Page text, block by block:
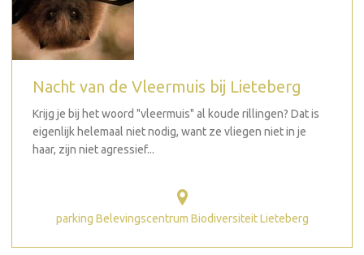
Nacht van de Vleermuis bij Lieteberg
Krijg je bij het woord "vleermuis" al koude rillingen? Dat is
eigenlijk helemaal niet nodig, want ze vliegen niet in je
haar, zijn niet agressief...
parking Belevingscentrum Biodiversiteit Lieteberg